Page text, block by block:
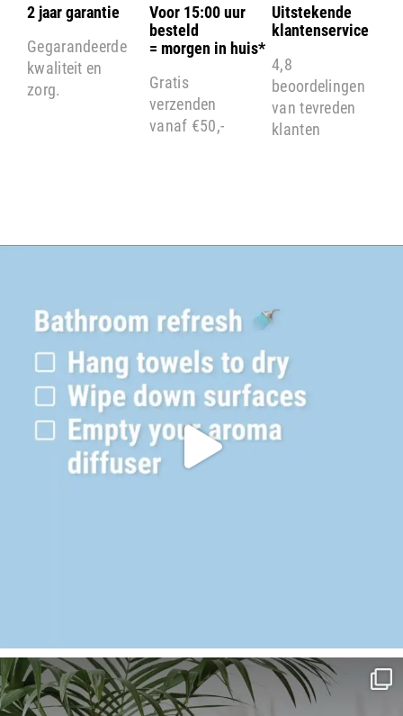
2 jaar garantie
Gegarandeerde
kwaliteit en
zorg.
Voor 15:00 uur
besteld
= morgen in huis*
Gratis
verzenden
vanaf €50,-
Uitstekende
klantenservice
4,8
beoordelingen
van tevreden
klanten